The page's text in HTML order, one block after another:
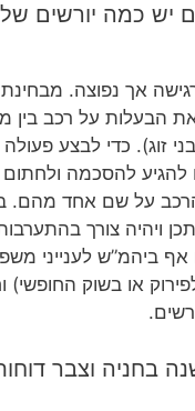
יש כמה יורשים
רגישה אך נפוצה.
הבעלות על רכב בין
זוג). כדי לבצע
להגיע להסכמה ולחתום
על שם אחד מהם.
ויהיה צורך
אף ביהמ”ש לענייני
או בשוק החופשי)
בחניה וצבר